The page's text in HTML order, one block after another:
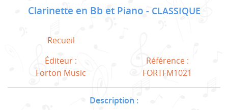
Clarinette en Bb et Piano CLASSIQUE
Recueil
Éditeur :
Forton Music
Référence :
FORTFM1021
Description :